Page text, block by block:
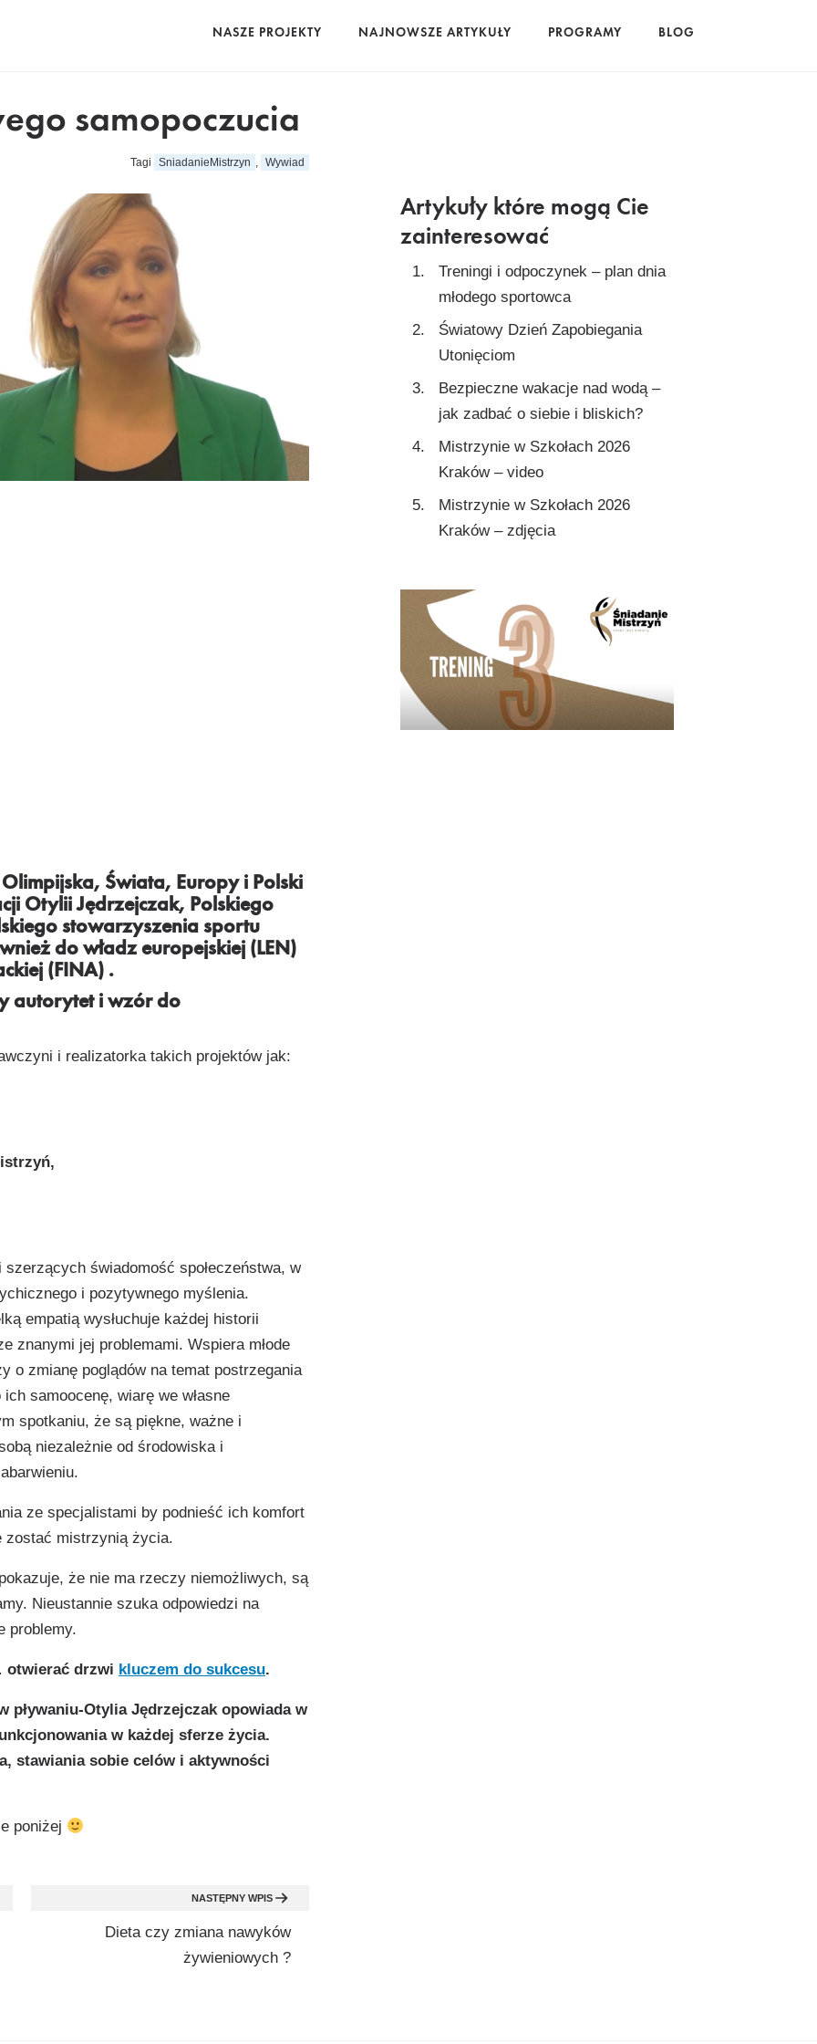
NASZE PROJEKTY NAJNOWSZE ARTYKUŁY PROGRAMY BLOG
samopoczucia
Tagi SniadanieMistrzyn , Wywiad
Świata, Europy i Polski
Otylii Jędrzejczak, Polskiego
stowarzyszenia sportu
do władz europejskiej (LEN)
(FINA) .
autorytet i wzór do
i realizatorka takich projektów jak:
,
świadomość społeczeństwa, w
i pozytywnego myślenia.
empatią wysłuchuje każdej historii
znanymi jej problemami. Wspiera młode
o zmianę poglądów na temat postrzegania
samoocenę, wiarę we własne
spotkaniu, że są piękne, ważne i
niezależnie od środowiska i
ze specjalistami by podnieść ich komfort
zostać mistrzynią życia.
że nie ma rzeczy niemożliwych, są
Nieustannie szuka odpowiedzi na
problemy.
otwierać drzwi kluczem do sukcesu.
pływaniu-Otylia Jędrzejczak opowiada w
w każdej sferze życia.
stawiania sobie celów i aktywności
poniżej
NASTĘPNY WPIS
Dieta czy zmiana nawyków
żywieniowych ?
Artykuły które mogą Cie
zainteresować
Treningi i odpoczynek – plan dnia
młodego sportowca
Światowy Dzień Zapobiegania
Utonięciom
Bezpieczne wakacje nad wodą –
jak zadbać o siebie i bliskich?
Mistrzynie w Szkołach 2026
Kraków – video
Mistrzynie w Szkołach 2026
Kraków – zdjęcia